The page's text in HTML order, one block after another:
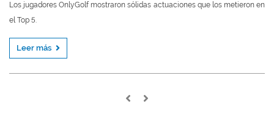
Los jugadores OnlyGolf mostraron sólidas actuaciones que los metieron en
el Top 5.
Leer más